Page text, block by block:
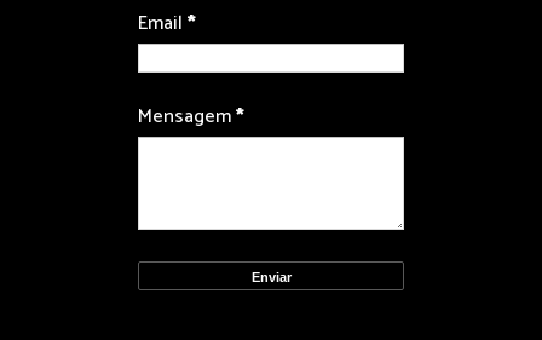
Email*
Mensagem*